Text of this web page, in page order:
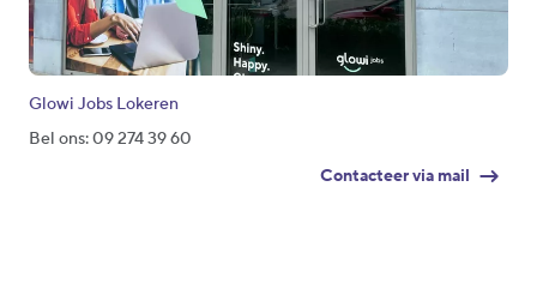
Glowi Jobs Lokeren
Bel ons: 09 274 39 60
Contacteer via mail